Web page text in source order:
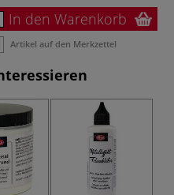
In den Warenkorb
Artikel auf den Merkzettel